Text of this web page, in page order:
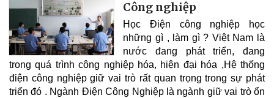
Công nghiệp
Học Điện công nghiệp học
những gì , làm gì ? Việt Nam là
nước đang phát triển, đang
trong quá trình công nghiệp hóa, hiện đại hóa ,Hệ thống
điện công nghiệp giữ vai trò rất quan trọng trong sự phát
triển đó . Ngành Điện Công Nghiệp là ngành giữ vai trò ổn